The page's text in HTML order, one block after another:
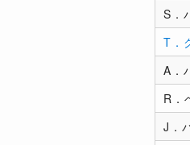
S．
T．
A．
R．
J．